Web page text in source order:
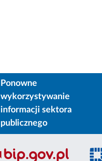
Ponowne
wykorzystywanie
informacji sektora
publicznego